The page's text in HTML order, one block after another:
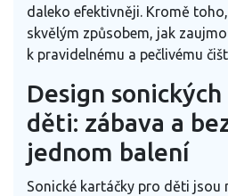
daleko efektivněji. Kromě
skvělým způsobem, jak
k pravidelnému a pečlivému
Design
děti: zábava a
jednom balení
Sonické kartáčky pro děti jsou